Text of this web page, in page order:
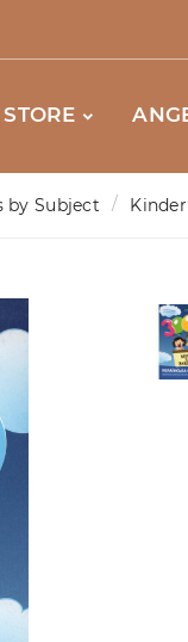
by Subject